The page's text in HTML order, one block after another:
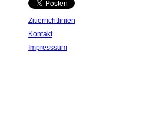
Zitierrichtlinien
Kontakt
Impresssum